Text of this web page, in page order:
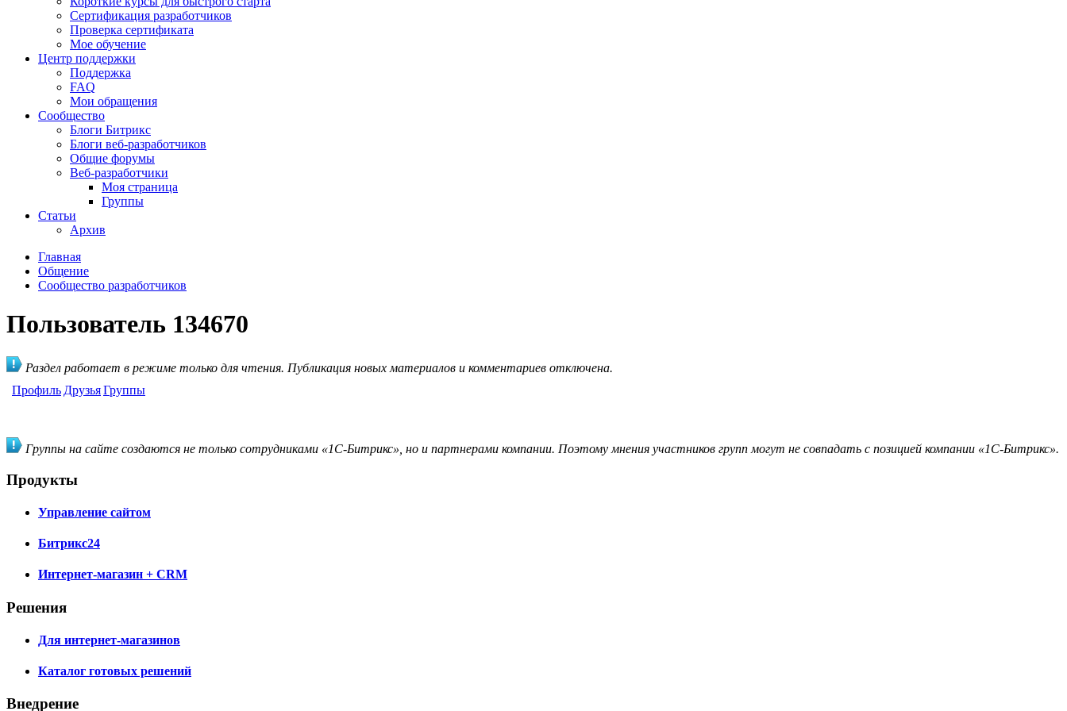
Сертификация разработчиков
Проверка сертификата
Мое обучение
Центр поддержки
Поддержка
FAQ
Мои обращения
Сообщество
Блоги Битрикс
Блоги веб-разработчиков
Общие форумы
Веб-разработчики
Моя страница
Группы
Статьи
Архив
Главная
Общение
Сообщество разработчиков
Пользователь 134670
Раздел работает в режиме только для чтения. Публикация новых материалов и комментариев отключена.
Профиль ДрузьяГруппы
Группы на сайте создаются не только сотрудниками «1С-Битрикс», но и партнерами компании. Поэтому мнения участников групп могут не совпадать с позицией компании «1С-Битрикс».
Продукты
Управление сайтом
Битрикс24
Интернет-магазин + CRM
Решения
Для интернет-магазинов
Каталог готовых решений
Внедрение